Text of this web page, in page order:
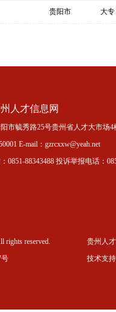
贵阳市 大专
人才信息网
市毓秀路25号贵州省人才大市场
E-mail：gzrcxxw@yeah.net
0851-88343488 投诉举报电话：
rights reserved.
号
贵州人
技术支